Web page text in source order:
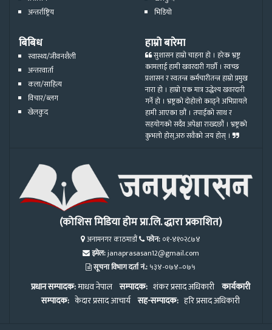
अन्तर्राष्ट्रिय
भिडियो
बिबिध
स्वास्थ्य/जीवनशैली
अन्तरवार्ता
कला/साहित्य
विचार/ब्लग
खेलकुद
हाम्रो बारेमा
सुशासन हाम्रो चाहना हो । हरेक भ्रष्ट्र
कामलाई हामी खवरदारी गर्छौ । स्वच्छ
प्रशासन र स्वतन्त्र कर्मचारीतन्त्र हाम्रो प्रमुख
नारा हो । हाम्रो एक मात्र उद्धेश्य खवरदारी
गर्ने हो । भ्रष्ट्रको दोहोलो काढ्ने अभिप्रायले
हामी आएका छौं । तपाईको साथ र
सहयोगको सदैव अपेक्षा राख्दछौं । भ्रष्ट्रको
कुभलो होस्,अरु सवैको जय होस् ।
(कोशिस मिडिया होम प्रा.लि. द्धारा प्रकाशित)
अनामनगर काठमाडौं फोन: ०१-४१०२८७४
इमेल:janaprasasan12@gmail.com
सूचना विभाग दर्ता नं.: ५३४-०७४–०७५
प्रधान सम्पादक:माधव नेपाल सम्पादक: शंकर प्रसाद अधिकारी कार्यकारी
सम्पादक: केदार प्रसाद आचार्य सह-सम्पादक: हरि प्रसाद अधिकारी